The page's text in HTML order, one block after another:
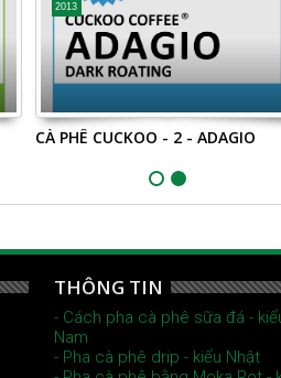
2013
CÀ PHÊ CUCKOO - 2 - ADAGIO
THÔNG TIN
- Cách pha cà phê sữa đá -
Nam
- Pha cà phê drip - kiểu Nhật